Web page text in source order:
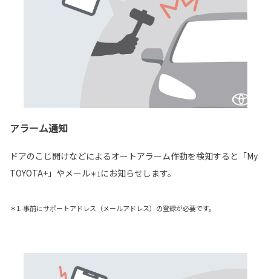
アラーム通知
ドアのこじ開けなどによるオートアラーム作動を検知すると「My
TOYOTA+」やメール＊1にお知らせします。
＊1. 事前にサポートアドレス（メールアドレス）の登録が必要です。